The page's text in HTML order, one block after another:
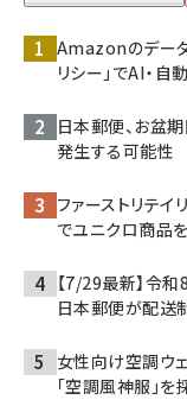
Amazonのデー
リシー」でAI・
日本郵便、お盆
発生する可能性
ファーストリテ
でユニクロ商品
【7/29最新】令
日本郵便が配送
女性向け空調ウ
「空調風神服」を